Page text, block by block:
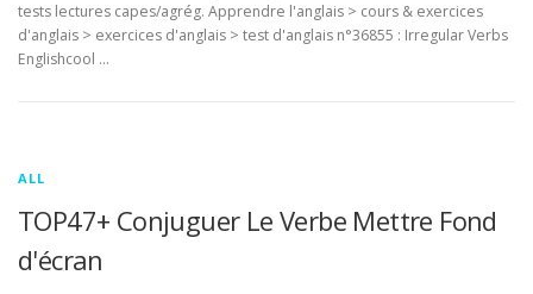
tests lectures capes/agrég. Apprendre l'anglais > cours & exercices
d'anglais > exercices d'anglais > test d'anglais n°36855 : Irregular Verbs
Englishcool …
ALL
TOP47+ Conjuguer Le Verbe Mettre Fond
d'écran